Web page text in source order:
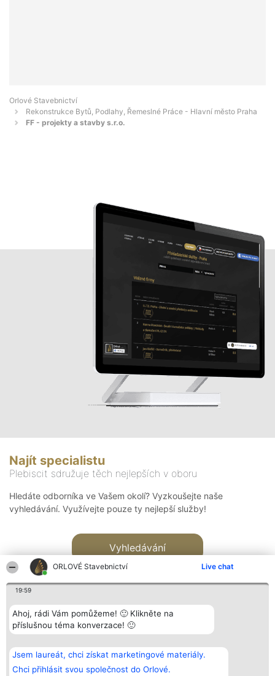
ORLOVÉ Stavebnictví Live chat
19:59
Ahoj, rádi Vám pomůžeme! 🙂 Klikněte na
příslušnou téma konverzace! 🙂
Jsem laureát, chci získat marketingové materiály.
Chci přihlásit svou společnost do Orlové.
Orlové Stavebnictví
Rekonstrukce Bytů, Podlahy, Řemeslné Práce - Hlavní město Praha
FF - projekty a stavby s.r.o.
Najít specialistu
Plebiscit sdružuje těch nejlepších v oboru
Hledáte odborníka ve Vašem okolí? Vyzkoušejte naše
vyhledávání. Využívejte pouze ty nejlepší služby!
Vyhledávání
Bright Side Solutions sp. z o.
o. sp. k.
ul. Ruska 22
Wrocław 50-079
Vítězové
Seznam všech
laureátů
Zásady
Kontakt